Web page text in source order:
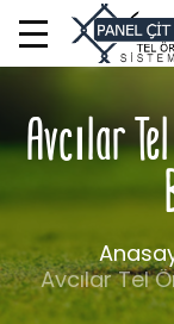
Avcılar
Avcılar Tel